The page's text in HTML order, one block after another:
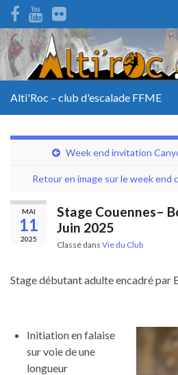
Alti'Roc – club d'escalade FFME
Week end invitation
Retour en image sur le week end
MAI
11
2025
Stage Couennes–
Juin 2025
Classé dans Vie du Club
Stage débutant adulte encadré par
Initiation en falaise
sur voie de une
longueur